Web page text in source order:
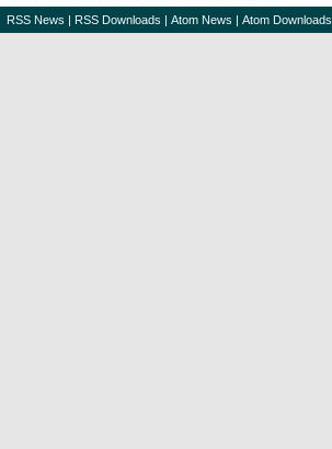
RSS News | RSS Downloads | Atom News | Atom Downloads